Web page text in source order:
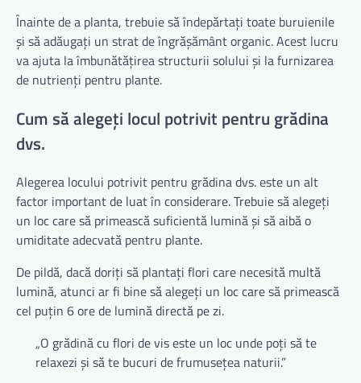
Înainte de a planta, trebuie să îndepărtați toate buruienile
și să adăugați un strat de îngrășământ organic. Acest lucru
va ajuta la îmbunătățirea structurii solului și la furnizarea
de nutrienți pentru plante.
Cum să alegeți locul potrivit pentru grădina
dvs.
Alegerea locului potrivit pentru grădina dvs. este un alt
factor important de luat în considerare. Trebuie să alegeți
un loc care să primească suficientă lumină și să aibă o
umiditate adecvată pentru plante.
De pildă, dacă doriți să plantați flori care necesită multă
lumină, atunci ar fi bine să alegeți un loc care să primească
cel puțin 6 ore de lumină directă pe zi.
„O grădină cu flori de vis este un loc unde poți să te
relaxezi și să te bucuri de frumusețea naturii.”